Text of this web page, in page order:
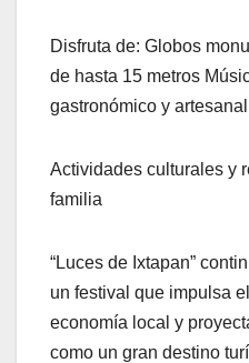
Disfruta de: Globos
de hasta 15 metros
gastronómico y artesanal
Actividades culturales y
familia
“Luces de Ixtapan”
un festival que impulsa
economía local y
como un gran destino